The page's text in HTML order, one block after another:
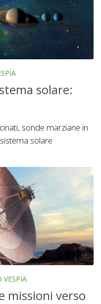
solare:
sonde marziane in
solare
VESPIA
missioni verso